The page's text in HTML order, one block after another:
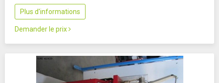
Plus d'informations
Demander le prix